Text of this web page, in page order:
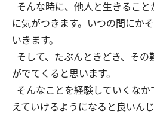
そんな時に、他人と生きるこ
に気がつきます。いつの間にか
いきます。
そして、たぶんときどき、その
がでてくると思います。
そんなことを経験していくな
えていけるようになると良いん